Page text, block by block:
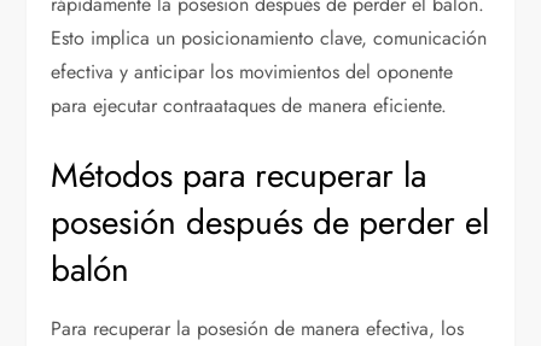
Esto implica un posicionamiento clave, comunicación
efectiva y anticipar los movimientos del oponente
para ejecutar contraataques de manera eficiente.
Métodos para recuperar la
posesión después de perder el
balón
Para recuperar la posesión de manera efectiva, los